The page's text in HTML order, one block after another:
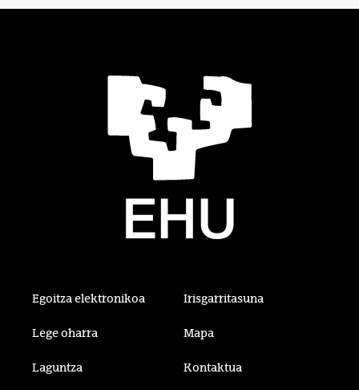
Egoitza elektronikoa Irisgarritasuna
Lege oharra Mapa
Laguntza Kontaktua